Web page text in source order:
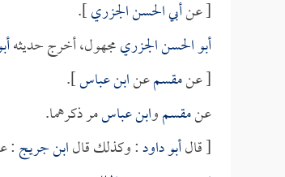
[ عنأبي الحسن الجزري].
أبو الحسن الجزريمجهول، أخرج حديثه
[ عنمقسمعنابن عباس].
عنمقسموابن عباسمر ذكرهما.
[ قالأبو داود: وكذلك قالابن جريج: